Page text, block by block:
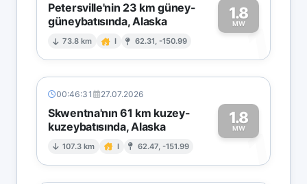
Petersville'nin 23 km güney-
güneybatısında, Alaska
73.8 km I 62.31, -150.99
1.8
MW1
00:46:31 27.07.2026
Skwentna'nın 61 km kuzey-
kuzeybatısında, Alaska
107.3 km I 62.47, -151.99
1.8
MW1